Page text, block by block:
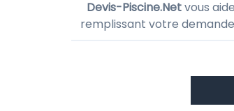
Devis-Piscine.Netvous
remplissant votre